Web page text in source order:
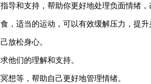
导和支持，帮助你更好地处理负面情绪，
，适当的运动，可以有效缓解压力，提升
放松身心。
他们的理解和支持。
想等，帮助自己更好地管理情绪。